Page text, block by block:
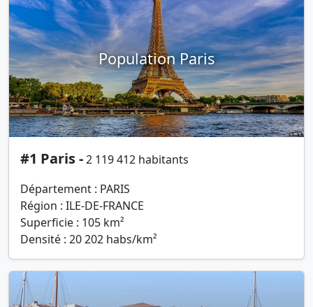
Population Paris
#1 Paris -2 119 412 habitants
Département : PARIS
Région : ILE-DE-FRANCE
Superficie : 105 km²
Densité : 20 202 habs/km²